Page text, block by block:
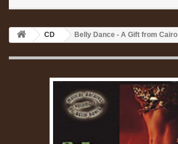
CD Belly Dance - A Gift from Cairo